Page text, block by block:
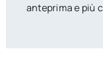
anteprima e più